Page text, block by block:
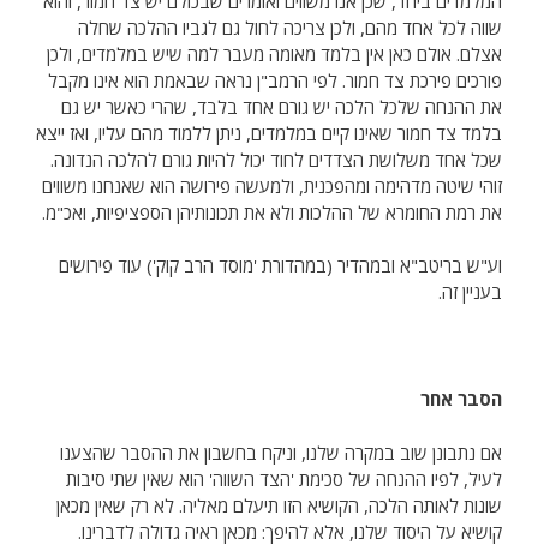
שווה לכל אחד מהם, ולכן צריכה לחול גם לגביו ההלכה שחלה
אצלם. אולם כאן אין בלמד מאומה מעבר למה שיש במלמדים, ולכן
פורכים פירכת צד חמור. לפי הרמב"ן נראה שבאמת הוא אינו מקבל
את ההנחה שלכל הלכה יש גורם אחד בלבד, שהרי כאשר יש גם
בלמד צד חמור שאינו קיים במלמדים, ניתן ללמוד מהם עליו, ואז ייצא
שכל אחד משלושת הצדדים לחוד יכול להיות גורם להלכה הנדונה.
זוהי שיטה מדהימה ומהפכנית, ולמעשה פירושה הוא שאנחנו משווים
את רמת החומרא של ההלכות ולא את תכונותיהן הספציפיות, ואכ"מ.
וע"ש בריטב"א ובמהדיר (במהדורת 'מוסד הרב קוק') עוד פירושים
בעניין זה.
הסבר אחר
אם נתבונן שוב במקרה שלנו, וניקח בחשבון את ההסבר שהצענו
לעיל, לפיו ההנחה של סכימת 'הצד השווה' הוא שאין שתי סיבות
שונות לאותה הלכה, הקושיא הזו תיעלם מאליה. לא רק שאין מכאן
קושיא על היסוד שלנו, אלא להיפך: מכאן ראיה גדולה לדברינו.